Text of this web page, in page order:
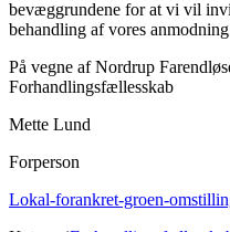
bevæggrundene for at vi vil
behandling af vores
På vegne af Nordrup
Forhandlingsfællesskab
Mette Lund
Forperson
Lokal-forankret-groen-